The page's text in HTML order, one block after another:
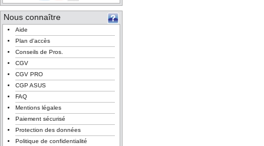
Nous connaître
Aide
Plan d'accès
Conseils de Pros.
CGV
CGV PRO
CGP ASUS
FAQ
Mentions légales
Paiement sécurisé
Protection des données
Politique de confidentialité